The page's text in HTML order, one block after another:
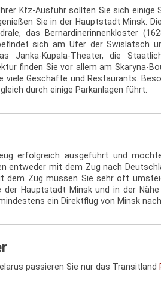
Kfz-Ausfuhr sollten Sie sich einige
Sie in der Hauptstadt Minsk.
das Bernardinerinnenkloster
sich am Ufer der Swislatsch
Janka-Kupala-Theater, die
finden Sie vor allem am Skaryna-
viele Geschäfte und Restaurants.
durch einige Parkanlagen führt.
erfolgreich ausgeführt und
entweder mit dem Zug nach
dem Zug müssen Sie sehr oft
der Hauptstadt Minsk und in der
ein Direktflug von Minsk
passieren Sie nur das Transitland